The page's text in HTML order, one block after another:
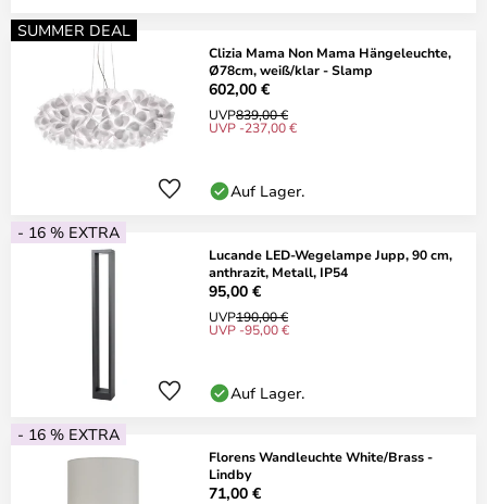
SUMMER DEAL
Clizia Mama Non Mama Hängeleuchte,
Ø78cm, weiß/klar - Slamp
602,00 €
UVP839,00 €
UVP -237,00 €
Auf Lager.
- 16 % EXTRA
Lucande LED-Wegelampe Jupp, 90 cm,
anthrazit, Metall, IP54
95,00 €
UVP190,00 €
UVP -95,00 €
Auf Lager.
- 16 % EXTRA
Florens Wandleuchte White/Brass -
Lindby
71,00 €